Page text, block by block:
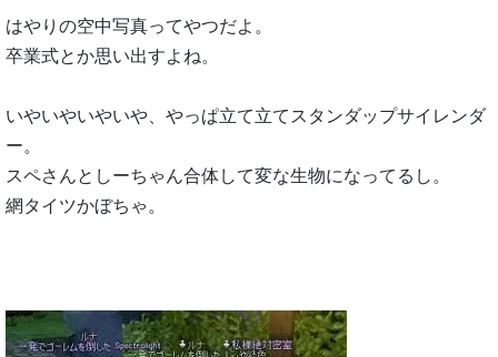
はやりの空中写真ってやつだよ。
卒業式とか思い出すよね。
いやいやいやいや、やっぱ立て立てスタンダップサイレンダ
ー。
スペさんとしーちゃん合体して変な生物になってるし。
網タイツかぼちゃ。